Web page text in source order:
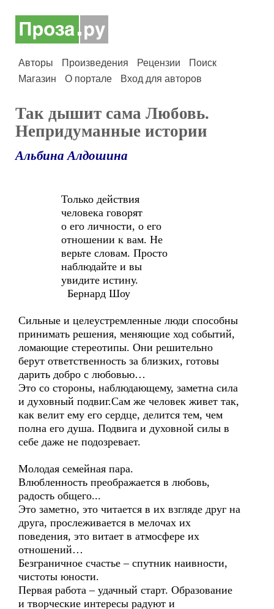
Авторы Произведения Рецензии
Поиск
Магазин
О портале Вход для авторов
Так дышит сама Любовь.
Непридуманные истории
Альбина Алдошина
Только действия
человека говорят
о его личности, о его
отношении к вам. Не
верьте словам. Просто
наблюдайте и вы
увидите истину.
Бернард Шоу
Сильные и целеустремленные люди способны
принимать решения, меняющие ход событий,
ломающие стереотипы. Они решительно
берут ответственность за близких, готовы
дарить добро с любовью…
Это со стороны, наблюдающему, заметна сила
и духовный подвиг.Сам же человек живет так,
как велит ему его сердце, делится тем, чем
полна его душа. Подвига и духовной силы в
себе даже не подозревает.
Молодая семейная пара.
Влюбленность преображается в любовь,
радость общего...
Это заметно, это читается в их взгляде друг на
друга, прослеживается в мелочах их
поведения, это витает в атмосфере их
отношений…
Безграничное счастье – спутник наивности,
чистоты юности.
Первая работа – удачный старт. Образование
и творческие интересы радуют и